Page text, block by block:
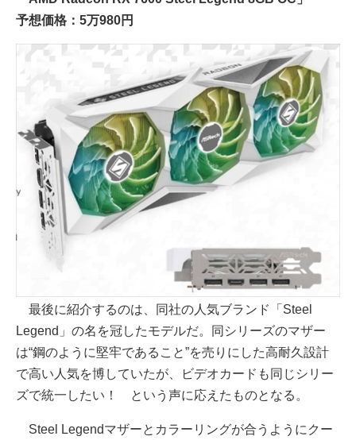
予想価格：5万980円
最後に紹介するのは、同社の人気ブランド「Steel
Legend」の名を冠したモデルだ。同シリーズのマザー
は“鋼のように堅牢であること”を売りにした高耐久設計
で高い人気を博していたが、ビデオカードも同じシリー
ズで統一したい！ という声に応えたものとなる。
Steel Legendマザーとカラーリングが合うようにクー